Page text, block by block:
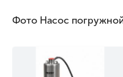
Фото Насос